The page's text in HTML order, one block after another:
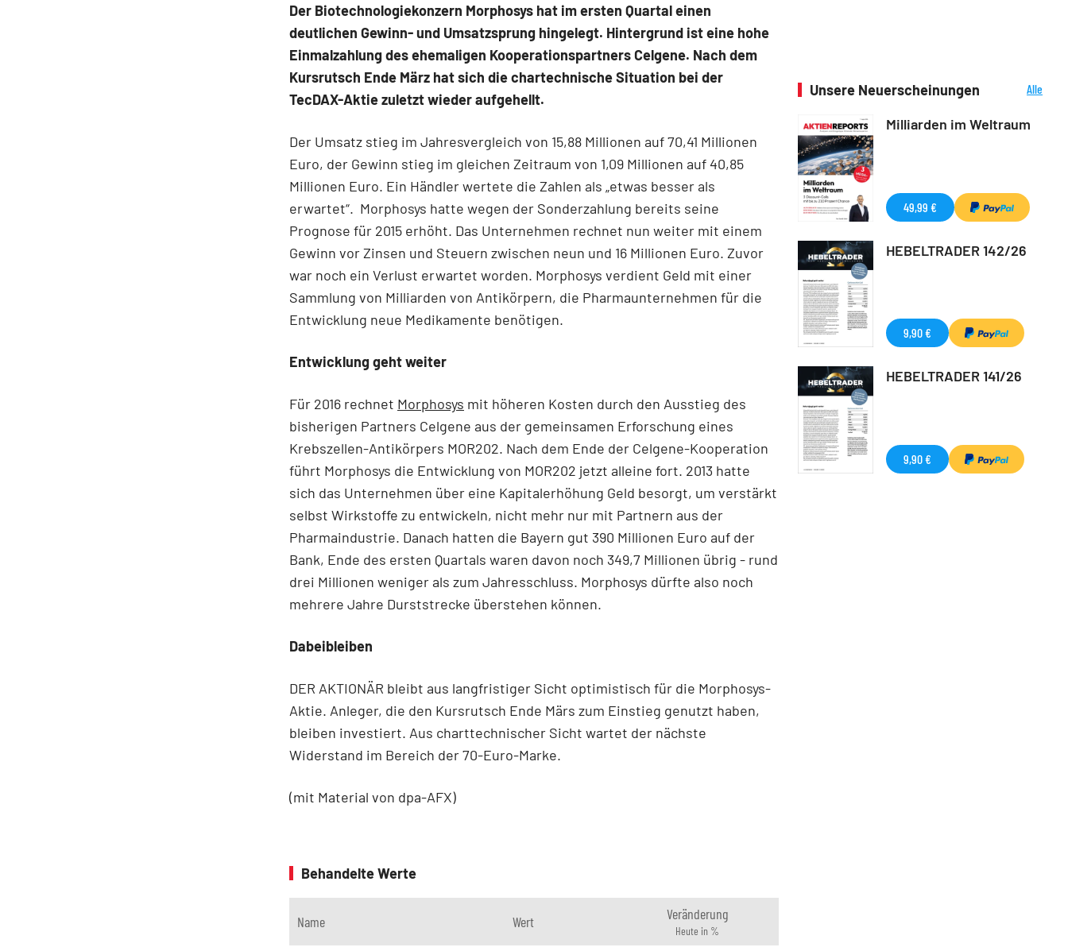
Der Biotechnologiekonzern Morphosys hat im ersten Quartal einen
deutlichen Gewinn- und Umsatzsprung hingelegt. Hintergrund ist eine hohe
Einmalzahlung des ehemaligen Kooperationspartners Celgene. Nach dem
Kursrutsch Ende März hat sich die chartechnische Situation bei der
TecDAX-Aktie zuletzt wieder aufgehellt.
Der Umsatz stieg im Jahresvergleich von 15,88 Millionen auf 70,41 Millionen
Euro, der Gewinn stieg im gleichen Zeitraum von 1,09 Millionen auf 40,85
Millionen Euro. Ein Händler wertete die Zahlen als „etwas besser als
erwartet“. Morphosys hatte wegen der Sonderzahlung bereits seine
Prognose für 2015 erhöht. Das Unternehmen rechnet nun weiter mit einem
Gewinn vor Zinsen und Steuern zwischen neun und 16 Millionen Euro. Zuvor
war noch ein Verlust erwartet worden. Morphosys verdient Geld mit einer
Sammlung von Milliarden von Antikörpern, die Pharmaunternehmen für die
Entwicklung neue Medikamente benötigen.
Entwicklung geht weiter
Für 2016 rechnet Morphosys mit höheren Kosten durch den Ausstieg des
bisherigen Partners Celgene aus der gemeinsamen Erforschung eines
Krebszellen-Antikörpers MOR202. Nach dem Ende der Celgene-Kooperation
führt Morphosys die Entwicklung von MOR202 jetzt alleine fort. 2013 hatte
sich das Unternehmen über eine Kapitalerhöhung Geld besorgt, um verstärkt
selbst Wirkstoffe zu entwickeln, nicht mehr nur mit Partnern aus der
Pharmaindustrie. Danach hatten die Bayern gut 390 Millionen Euro auf der
Bank, Ende des ersten Quartals waren davon noch 349,7 Millionen übrig - rund
drei Millionen weniger als zum Jahresschluss. Morphosys dürfte also noch
mehrere Jahre Durststrecke überstehen können.
Dabeibleiben
DER AKTIONÄR bleibt aus langfristiger Sicht optimistisch für die Morphosys-
Aktie. Anleger, die den Kursrutsch Ende Märs zum Einstieg genutzt haben,
bleiben investiert. Aus charttechnischer Sicht wartet der nächste
Widerstand im Bereich der 70-Euro-Marke.
(mit Material von dpa-AFX)
Behandelte Werte
Name Wert Veränderung
Heute in %
Unsere Neuerscheinungen
Alle
Milliarden im Weltraum
49,99 €
HEBELTRADER 142/26
9,90 €
HEBELTRADER 141/26
9,90 €